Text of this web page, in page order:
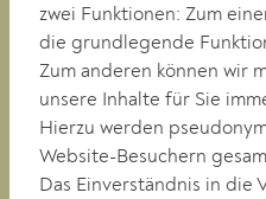
Magistrat der Stadt Krems
Obere Landstraße 4
A-3500 Krems
Tel. +43 (0)2732/801-0
Fax +43 (0)2732/801-90 269
zwei Funktionen: Zum
die grundlegende
Zum anderen können wir
unsere Inhalte für Sie
Hierzu werden
Website-Besuchern
Das Einverständnis in die